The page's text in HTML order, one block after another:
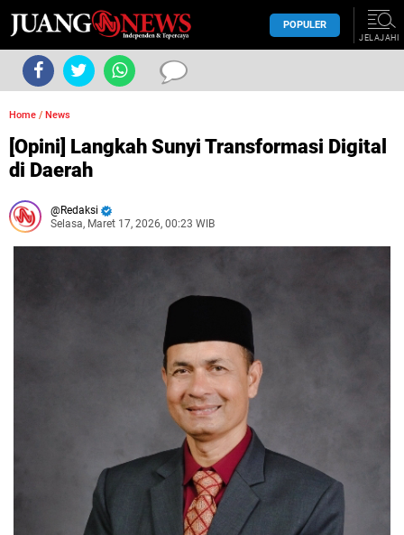
POPULER
JELAJAHI
Home / News
[Opini] Langkah Sunyi Transformasi Digital
di Daerah
Redaksi
Selasa, Maret 17, 2026, 00:23 WIB